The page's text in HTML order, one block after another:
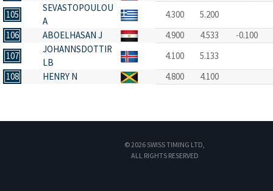
105
SEVASTOPOULOU
A
4.300
5.200
106
ABOELHASAN J 4.900 4.533
-0.100
107
JOHANNSDOTTIR
LB
4.100
5.133
108
HENRY N 4.800 4.100
© 2026 SWISS TIMING LTD,
ALL RIGHTS RESERVED